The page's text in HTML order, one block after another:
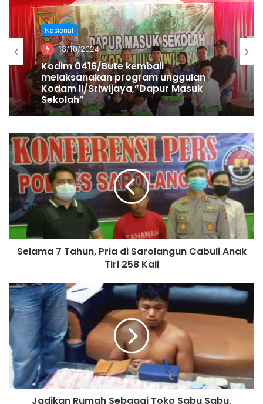
Muhamad Usman
Nasional
18/10/2024
Kodim 0416/Bute kembali
melaksanakan program unggulan
Kodam II/Sriwijaya,”Dapur Masuk
Sekolah”
Selama 7 Tahun, Pria di Sarolangun Cabuli Anak
Tiri 258 Kali
Jadikan Rumah Sebagai Toko Sabu Sabu,